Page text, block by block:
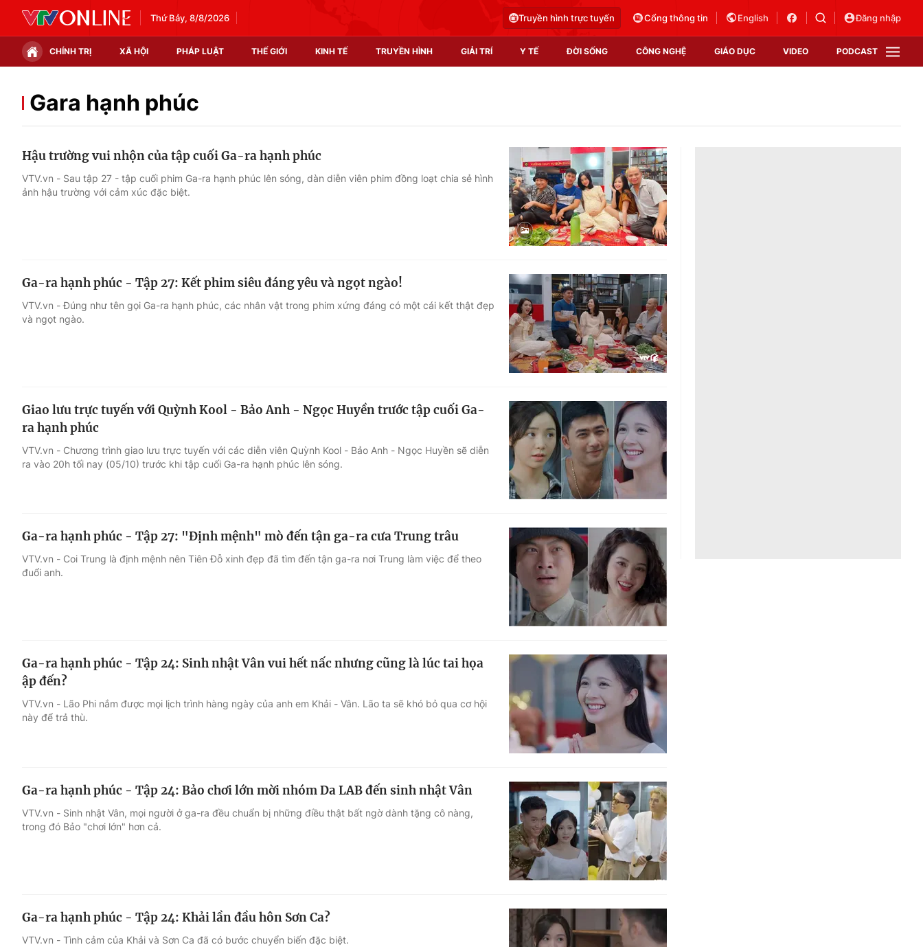
Thứ Bảy, 8/8/2026 Truyền hình trực tuyến Cổng thông tin English Đăng nhập
CHÍNH TRỊ XÃ HỘI PHÁP LUẬT THẾ GIỚI KINH TẾ TRUYỀN HÌNH GIẢI TRÍ Y TẾ ĐỜI SỐNG CÔNG NGHỆ GIÁO DỤC VIDEO PODCAST
Chính trị
Thế giới đó đây
Video
Shorts video
Podcast
EMagazine
Photo
Infographic
Góc ảnh
Điện ảnh
Âm nhạc
Sao
Du lịch
Chất lượng cuộc sống
Tuyển sinh
Công nghệ
Hitech Công nghệ tương lai
Sản phẩm
Thị trường
Tư vấn
VTV Sức khoẻ
Gara hạnh phúc
Hậu trường vui nhộn của tập cuối Ga-ra hạnh phúc
VTV.vn - Sau tập 27 - tập cuối phim Ga-ra hạnh phúc lên sóng, dàn diễn viên phim đồng loạt chia sẻ hình
ảnh hậu trường với cảm xúc đặc biệt.
Ga-ra hạnh phúc - Tập 27: Kết phim siêu đáng yêu và ngọt ngào!
VTV.vn - Đúng như tên gọi Ga-ra hạnh phúc, các nhân vật trong phim xứng đáng có một cái kết thật đẹp
và ngọt ngào.
Giao lưu trực tuyến với Quỳnh Kool - Bảo Anh - Ngọc Huyền trước tập cuối Ga-
ra hạnh phúc
VTV.vn - Chương trình giao lưu trực tuyến với các diễn viên Quỳnh Kool - Bảo Anh - Ngọc Huyền sẽ diễn
ra vào 20h tối nay (05/10) trước khi tập cuối Ga-ra hạnh phúc lên sóng.
Ga-ra hạnh phúc - Tập 27: "Định mệnh" mò đến tận ga-ra cưa Trung trâu
VTV.vn - Coi Trung là định mệnh nên Tiên Đỗ xinh đẹp đã tìm đến tận ga-ra nơi Trung làm việc để theo
đuổi anh.
Ga-ra hạnh phúc - Tập 24: Sinh nhật Vân vui hết nấc nhưng cũng là lúc tai họa
ập đến?
VTV.vn - Lão Phi nắm được mọi lịch trình hàng ngày của anh em Khải - Vân. Lão ta sẽ khó bỏ qua cơ hội
này để trả thù.
Ga-ra hạnh phúc - Tập 24: Bảo chơi lớn mời nhóm Da LAB đến sinh nhật Vân
VTV.vn - Sinh nhật Vân, mọi người ở ga-ra đều chuẩn bị những điều thật bất ngờ dành tặng cô nàng,
trong đó Bảo "chơi lớn" hơn cả.
Ga-ra hạnh phúc - Tập 24: Khải lần đầu hôn Sơn Ca?
VTV.vn - Tình cảm của Khải và Sơn Ca đã có bước chuyển biến đặc biệt.